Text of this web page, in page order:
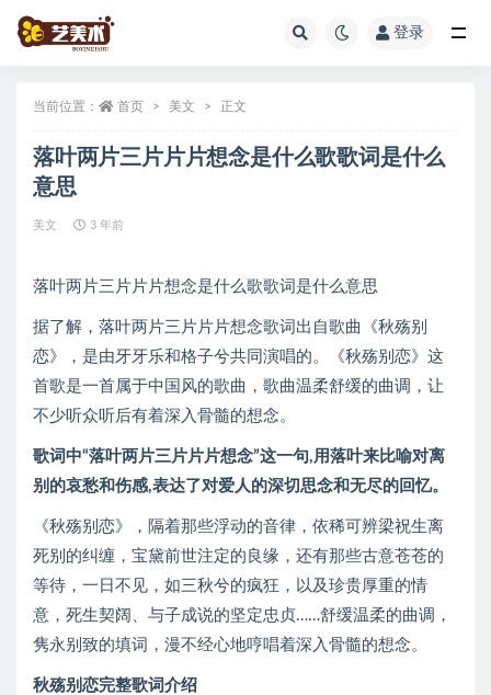
登录
当前位置： 首页 美文 正文
落叶两片三片片片想念是什么歌歌词是什么
意思
美文 3 年前
落叶两片三片片片想念是什么歌歌词是什么意思
据了解，落叶两片三片片片想念歌词出自歌曲《秋殇别
恋》，是由牙牙乐和格子兮共同演唱的。《秋殇别恋》这
首歌是一首属于中国风的歌曲，歌曲温柔舒缓的曲调，让
不少听众听后有着深入骨髓的想念。
歌词中“落叶两片三片片片想念”这一句,用落叶来比喻对离
别的哀愁和伤感,表达了对爱人的深切思念和无尽的回忆。
《秋殇别恋》，隔着那些浮动的音律，依稀可辨梁祝生离
死别的纠缠，宝黛前世注定的良缘，还有那些古意苍苍的
等待，一日不见，如三秋兮的疯狂，以及珍贵厚重的情
意，死生契阔、与子成说的坚定忠贞……舒缓温柔的曲调，
隽永别致的填词，漫不经心地哼唱着深入骨髓的想念。
秋殇别恋完整歌词介绍